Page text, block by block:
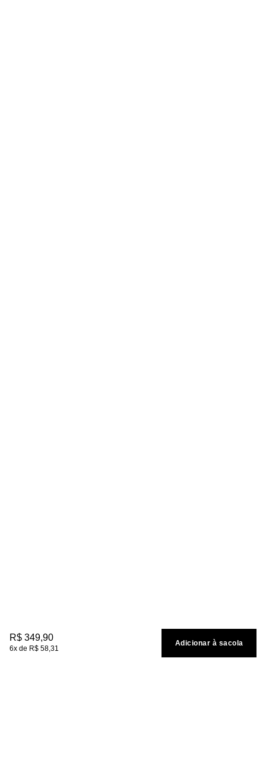
R$ 349,90
6 R$ 58,31
Adicionar à sacola